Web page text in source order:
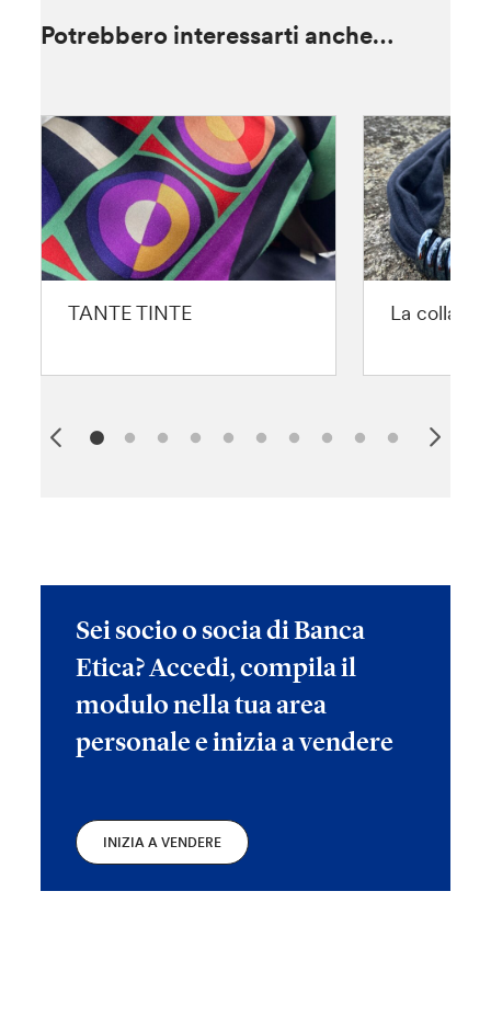
Potrebbero interessarti anche…
TANTE TINTE La collana
Sei socio o socia di Banca
Etica? Accedi, compila il
modulo nella tua area
personale e inizia a vendere
INIZIA A VENDERE